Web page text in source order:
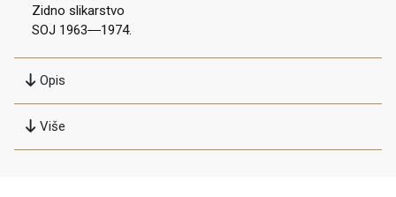
Zidno slikarstvo
SOJ 1963―1974.
Opis
Više